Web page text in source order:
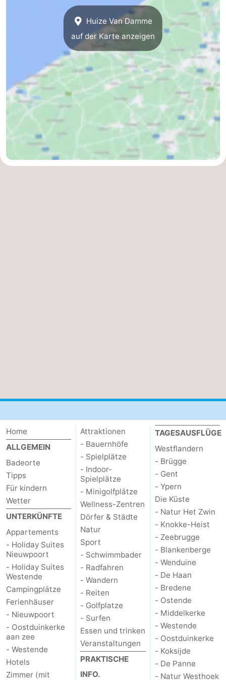
De
Panne
-
Westhoek
Wetter
Kontakt
Huize Van Damme
auf der Karte anzeigen
Home
ALLGEMEIN
Badeorte
Tipps
Für kindern
Wetter
UNTERKÜNFTE
Appartements
- Holiday Suites
Nieuwpoort
- Holiday Suites
Westende
Campingplätze
Ferienhäuser
- Nieuwpoort
- Oostduinkerke
aan zee
- Westende
Hotels
Zimmer (mit
Attraktionen
- Bauernhöfe
- Spielplätze
- Indoor-
Spielplätze
- Minigolfplätze
Wellness-Zentren
Dörfer & Städte
Natur
Sport
- Schwimmbader
- Radfahren
- Wandern
- Reiten
- Golfplatze
- Surfen
Essen und trinken
Veranstaltungen
PRAKTISCHE
INFO.
TAGESAUSFLÜGE
Westflandern
- Brügge
- Gent
- Ypern
Die Küste
- Natur Het Zwin
- Knokke-Heist
- Zeebrugge
- Blankenberge
- Wenduine
- De Haan
- Bredene
- Ostende
- Middelkerke
- Westende
- Oostduinkerke
- Koksijde
- De Panne
- Natur Westhoek